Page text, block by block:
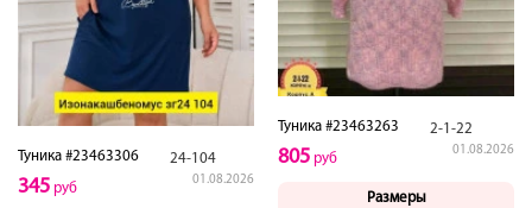
Туника #23463306 24-104
01.08.2026
345 руб
Туника #23463263 2-1-22
01.08.2026
805 руб
Размеры